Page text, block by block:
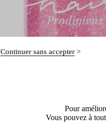
Continuer sans accepter
Pour
Vous pouvez à